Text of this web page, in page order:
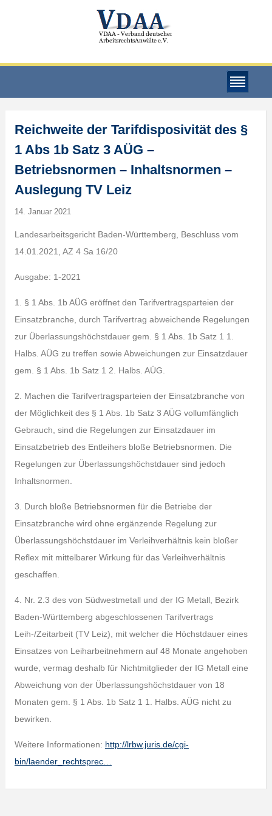
Reichweite der Tarifdisposivität des §
1 Abs 1b Satz 3 AÜG –
Betriebsnormen – Inhaltsnormen –
Auslegung TV Leiz
14. Januar 2021
Landesarbeitsgericht Baden-Württemberg, Beschluss vom
14.01.2021, AZ 4 Sa 16/20
Ausgabe: 1-2021
1. § 1 Abs. 1b AÜG eröffnet den Tarifvertragsparteien der
Einsatzbranche, durch Tarifvertrag abweichende Regelungen
zur Überlassungshöchstdauer gem. § 1 Abs. 1b Satz 1 1.
Halbs. AÜG zu treffen sowie Abweichungen zur Einsatzdauer
gem. § 1 Abs. 1b Satz 1 2. Halbs. AÜG.
2. Machen die Tarifvertragsparteien der Einsatzbranche von
der Möglichkeit des § 1 Abs. 1b Satz 3 AÜG vollumfänglich
Gebrauch, sind die Regelungen zur Einsatzdauer im
Einsatzbetrieb des Entleihers bloße Betriebsnormen. Die
Regelungen zur Überlassungshöchstdauer sind jedoch
Inhaltsnormen.
3. Durch bloße Betriebsnormen für die Betriebe der
Einsatzbranche wird ohne ergänzende Regelung zur
Überlassungshöchstdauer im Verleihverhältnis kein bloßer
Reflex mit mittelbarer Wirkung für das Verleihverhältnis
geschaffen.
4. Nr. 2.3 des von Südwestmetall und der IG Metall, Bezirk
Baden-Württemberg abgeschlossenen Tarifvertrags
Leih-/Zeitarbeit (TV Leiz), mit welcher die Höchstdauer eines
Einsatzes von Leiharbeitnehmern auf 48 Monate angehoben
wurde, vermag deshalb für Nichtmitglieder der IG Metall eine
Abweichung von der Überlassungshöchstdauer von 18
Monaten gem. § 1 Abs. 1b Satz 1 1. Halbs. AÜG nicht zu
bewirken.
Weitere Informationen: http://lrbw.juris.de/cgi-
bin/laender_rechtsprec…